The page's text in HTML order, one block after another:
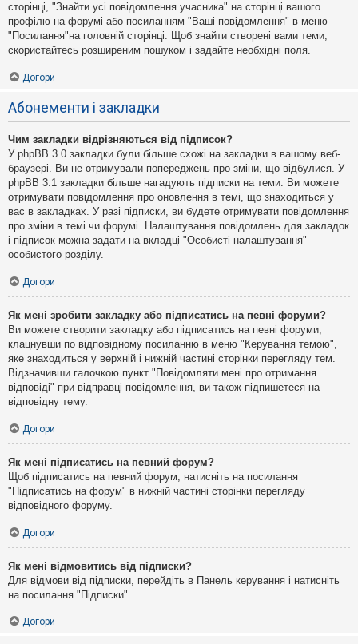
сторінці, "Знайти усі повідомлення учасника" на сторінці вашого
профілю на форумі або посиланням "Ваші повідомлення" в меню
"Посилання"на головній сторінці. Щоб знайти створені вами теми,
скористайтесь розширеним пошуком і задайте необхідні поля.
Догори
Абонементи і закладки
Чим закладки відрізняються від підписок?
У phpBB 3.0 закладки були більше схожі на закладки в вашому веб-
браузері. Ви не отримували попереджень про зміни, що відбулися. У
phpBB 3.1 закладки більше нагадують підписки на теми. Ви можете
отримувати повідомлення про оновлення в темі, що знаходиться у
вас в закладках. У разі підписки, ви будете отримувати повідомлення
про зміни в темі чи форумі. Налаштування повідомлень для закладок
і підписок можна задати на вкладці "Особисті налаштування"
особистого розділу.
Догори
Як мені зробити закладку або підписатись на певні форуми?
Ви можете створити закладку або підписатись на певні форуми,
клацнувши по відповідному посиланню в меню "Керування темою",
яке знаходиться у верхній і нижній частині сторінки перегляду тем.
Відзначивши галочкою пункт "Повідомляти мені про отримання
відповіді" при відправці повідомлення, ви також підпишетеся на
відповідну тему.
Догори
Як мені підписатись на певний форум?
Щоб підписатись на певний форум, натисніть на посилання
"Підписатись на форум" в нижній частині сторінки перегляду
відповідного форуму.
Догори
Як мені відмовитись від підписки?
Для відмови від підписки, перейдіть в Панель керування і натисніть
на посилання "Підписки".
Догори